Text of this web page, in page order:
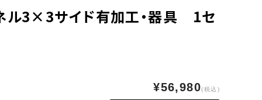
ル3×3サイド有加工・器具 1セ
¥56,980(税込)